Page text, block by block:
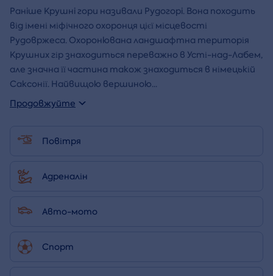
Ранiше Крушнi гори називали Рудогорi. Вона походить
від імені міфічного охоронця цієї місцевості
Рудовржеса. Охоронювана ландшафтна територія
Крушних гір знаходиться переважно в Усті-над-Лабем,
але значна її частина також знаходиться в німецькій
Саксонії. Найвищою вершиною...
Продовжуйте
Повітря
Адреналін
Авто-мото
Спорт